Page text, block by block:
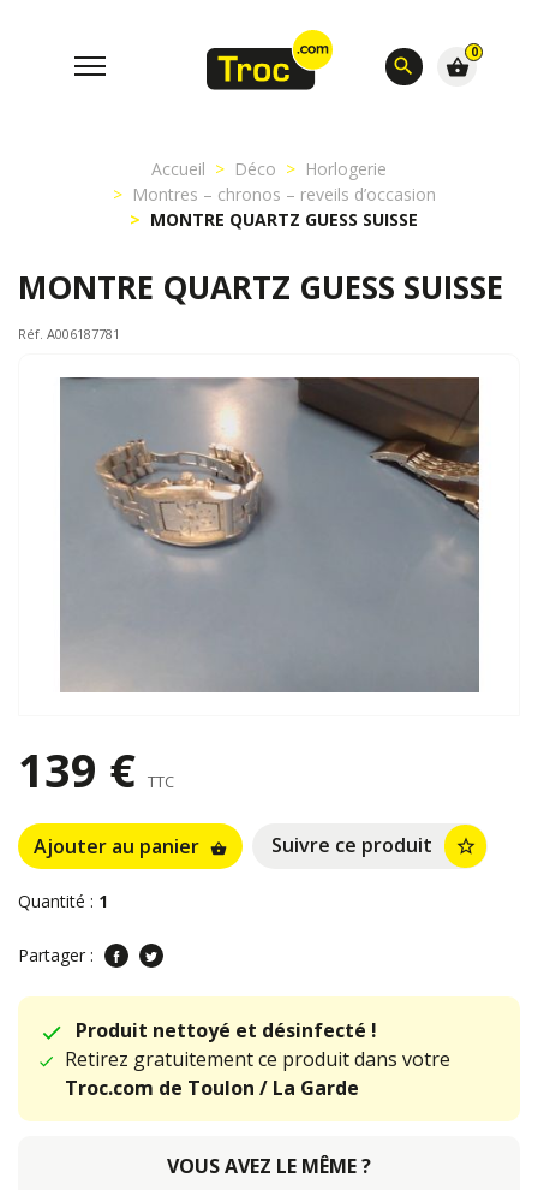
search
0
shopping_basket
Accueil Déco
Horlogerie
Montres – chronos – reveils d’occasion
MONTRE QUARTZ GUESS SUISSE
MONTRE QUARTZ GUESS SUISSE
Réf. A006187781
139 € TTC
Ajouter au panier shopping_basket Suivre ce produit star_border
Quantité : 1
Partager :
Produit nettoyé et désinfecté !
Retirez gratuitement ce produit dans votre
Troc.com de Toulon / La Garde
VOUS AVEZ LE MÊME ?